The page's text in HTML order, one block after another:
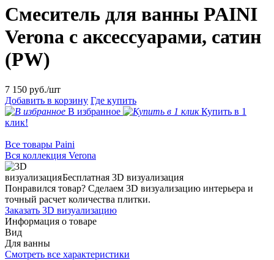
Смеситель для ванны PAINI
Verona с аксессуарами, сатин
(PW)
7 150 руб./шт
Добавить в корзину Где купить
В избранное
Купить в 1
клик!
Все товары Paini
Вся коллекция Verona
Бесплатная 3D визуализация
Понравился товар? Сделаем 3D визуализацию интерьера и
точный расчет количества плитки.
Заказать 3D визуализацию
Информация о товаре
Вид
Для ванны
Смотреть все характеристики